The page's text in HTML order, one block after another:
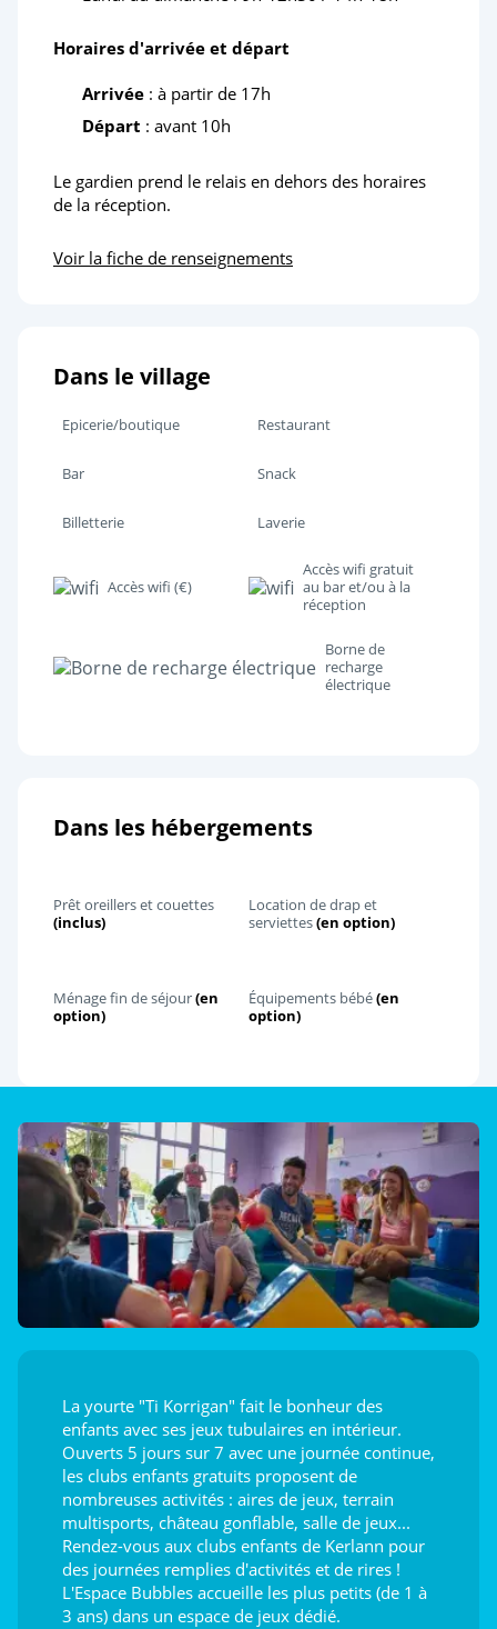
Horaires d'arrivée et départ
Arrivée : à partir de 17h
Départ : avant 10h
Le gardien prend le relais en dehors des horaires
de la réception.
Voir la fiche de renseignements
Dans le village
Epicerie/boutique Restaurant
Bar Snack
Billetterie Laverie
Accès wifi (€)
Accès wifi gratuit
au bar et/ou à la
réception
Borne de
recharge
électrique
Dans les hébergements
Prêt oreillers et couettes
(inclus)
Location de drap et
serviettes(en option)
Ménage fin de séjour(en
option)
Équipements bébé(en
option)
La yourte "Ti Korrigan" fait le bonheur des
enfants avec ses jeux tubulaires en intérieur.
Ouverts 5 jours sur 7 avec une journée continue,
les clubs enfants gratuits proposent de
nombreuses activités : aires de jeux, terrain
multisports, château gonflable, salle de jeux...
Rendez-vous aux clubs enfants de Kerlann pour
des journées remplies d'activités et de rires !
L'Espace Bubbles accueille les plus petits (de 1 à
3 ans) dans un espace de jeux dédié.